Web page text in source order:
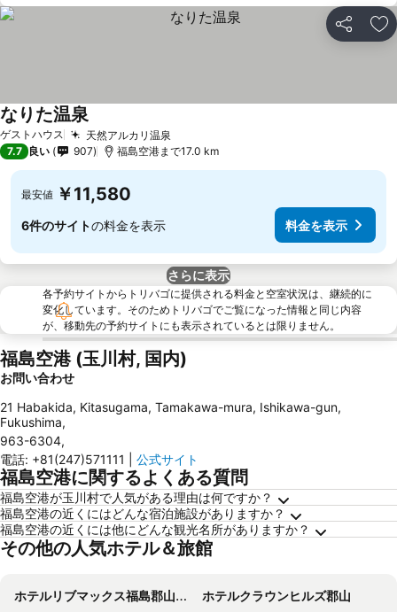
シェア お
ゲストハウス 天然アルカリ温泉
なりた温泉
7.7 良い 907 福島空港まで17.0 km
最安値 ￥11,580
6件のサイトの料金を表示 料金を表示
さらに表示
各予約サイトからトリバゴに提供される料金と空室状況は、継続的に
変化しています。そのためトリバゴでご覧になった情報と同じ内容
が、移動先の予約サイトにも表示されているとは限りません。
福島空港 (玉川村, 国内)
お問い合わせ
21 Habakida, Kitasugama, Tamakawa-mura, Ishikawa-gun,
Fukushima,
963-6304,
電話: +81(247)571111 公式サイト
福島空港に関するよくある質問
福島空港が玉川村で人気がある理由は何ですか？
福島空港の近くにはどんな宿泊施設がありますか？
福島空港の近くには他にどんな観光名所がありますか？
その他の人気ホテル＆旅館
ホテルリブマックス福島郡山駅前
ホテルクラウンヒルズ郡山